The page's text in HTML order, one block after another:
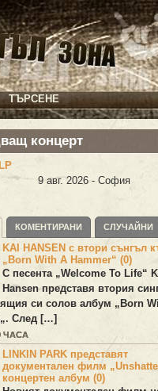
ТЪРСЕНЕ
концерт
LP
9 авг. 2026 - София
КОМЕНТИРАНИ СЛУЧАЙНИ
KAI HANSEN с втори сънгъл
„Born With A Hammer“ (0)
С песента „Welcome To Life“
Hansenпредставя втория
си солов албум „ Born
„. След […]
ЧАСА
LINKIN PARK представят
документален филм
концертен албум (0)